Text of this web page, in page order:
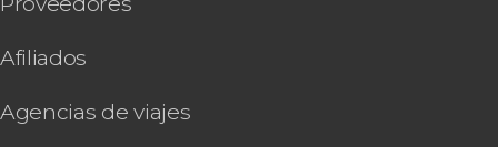
Afiliados
Agencias de viajes